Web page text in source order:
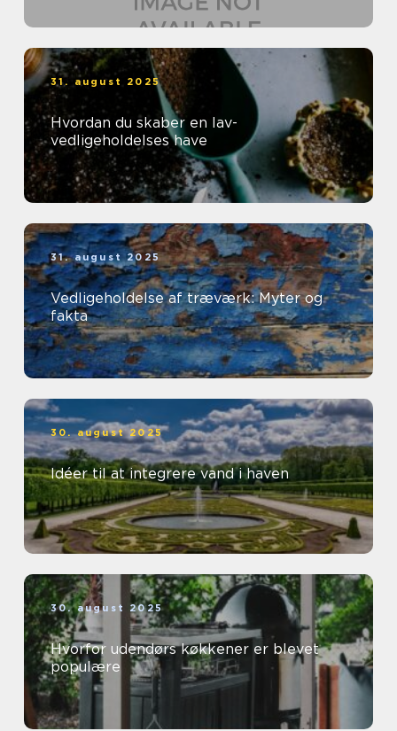
31. august 2025
Hvordan du skaber en lav-
vedligeholdelses have
31. august 2025
Vedligeholdelse af træværk: Myter og
fakta
30. august 2025
Idéer til at integrere vand i haven
30. august 2025
Hvorfor udendørs køkkener er blevet
populære